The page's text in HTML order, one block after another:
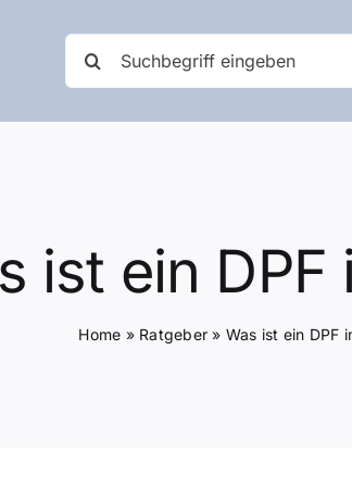
nach:
ist ein DPF
Home » Ratgeber » Was ist ein DPF